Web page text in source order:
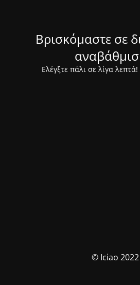
Βρισκόμαστε σε
Ελέγξτε πάλι σε λίγα
© Iciao 2022